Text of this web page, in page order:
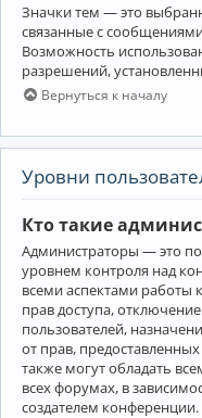
Значки тем — это
связанные с
Возможность
разрешений,
Вернуться к началу
Уровни
Кто такие
Администраторы — это
уровнем контроля над
всеми аспектами работы
прав доступа,
пользователей,
от прав,
также могут обладать
всех форумах, в
создателем конференции.